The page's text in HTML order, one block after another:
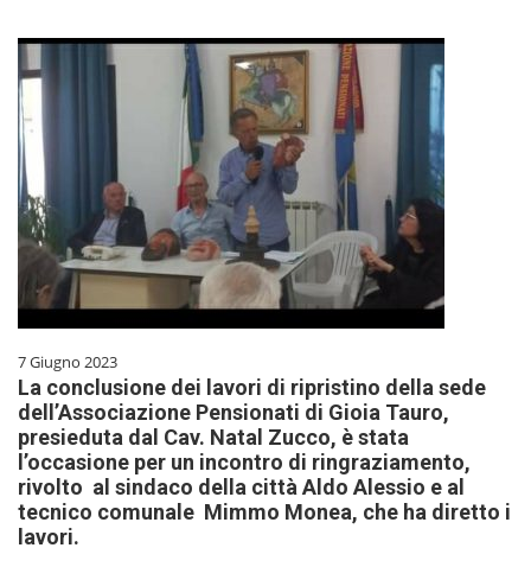
7 Giugno 2023
La conclusione dei lavori di ripristino della sede
dell’Associazione Pensionati di Gioia Tauro,
presieduta dal Cav. Natal Zucco, è stata
l’occasione per un incontro di ringraziamento,
rivolto al sindaco della città Aldo Alessio e al
tecnico comunale Mimmo Monea, che ha diretto i
lavori.